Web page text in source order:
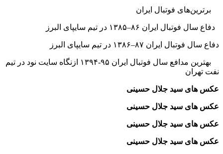
برترین‌های فوتبال ایران
دفاع سال فوتبال ایران ۸۶–۱۳۸۵ در تیم سایپای البرز
دفاع سال فوتبال ایران ۸۷–۱۳۸۶ در تیم سایپای البرز
بهترین مدافع سال فوتبال ایران ۹۵-۱۳۹۴ ازنگاه سایت نود در تیم
نفت تهران
عکس های سید جلال حسینی
عکس های سید جلال حسینی
عکس های سید جلال حسینی
عکس های سید جلال حسینی